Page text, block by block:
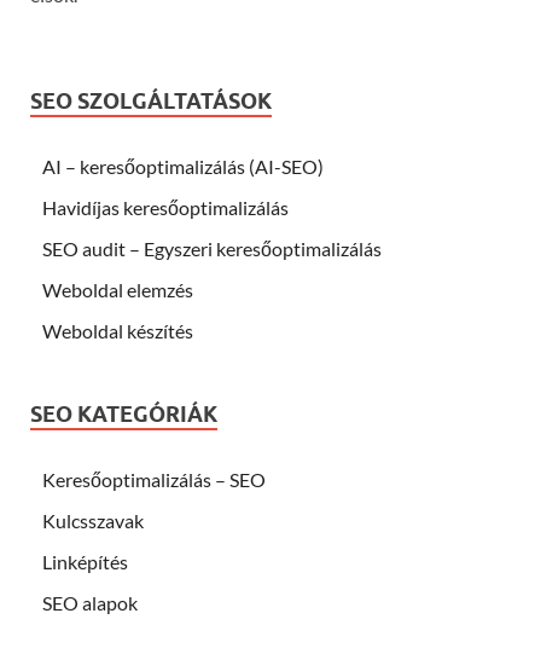
SEO SZOLGÁLTATÁSOK
AI – keresőoptimalizálás (AI-SEO)
Havidíjas keresőoptimalizálás
SEO audit – Egyszeri keresőoptimalizálás
Weboldal elemzés
Weboldal készítés
SEO KATEGÓRIÁK
Keresőoptimalizálás – SEO
Kulcsszavak
Linképítés
SEO alapok